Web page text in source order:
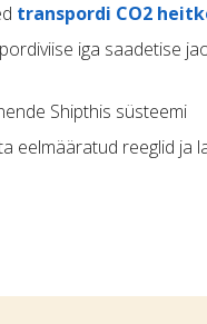
transpordi CO2
iga saadetise
Shipthis süsteemi
eelmääratud reeglid ja